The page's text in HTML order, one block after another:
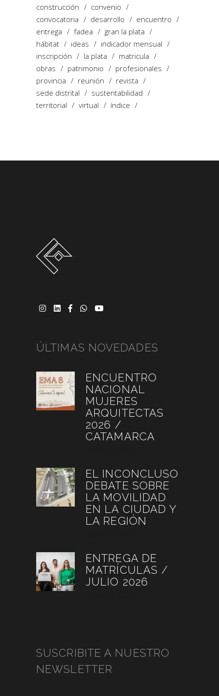
construcción
convenio
convocatoria
desarrollo
encuentro
entrega
fadea
gran la plata
hábitat
ideas
indicador mensual
inscripción
la plata
matricula
obras
patrimonio
profesionales
provincia
reunión
revista
sede distrital
sustentabilidad
territorial
virtual índice
ÚLTIMAS NOVEDADES
ENCUENTRO
NACIONAL
MUJERES
ARQUITECTAS
2026 /
CATAMARCA
EL INCONCLUSO
DEBATE SOBRE
LA MOVILIDAD
EN LA CIUDAD Y
LA REGIÓN
ENTREGA DE
MATRÍCULAS /
JULIO 2026
SUSCRIBITE A NUESTRO
NEWSLETTER